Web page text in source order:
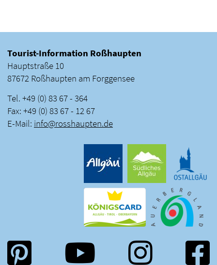
Tourist-Information Roßhaupten
Hauptstraße 10
87672 Roßhaupten am Forggensee
Tel. +49 (0) 83 67 - 364
Fax: +49 (0) 83 67 - 12 67
E-Mail: info@rosshaupten.de